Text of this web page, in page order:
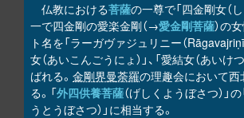
仏教における菩薩の一尊で「四金剛女（
一で四金剛の愛楽金剛（→愛金剛菩薩）の
ト名を「ラーガヴァジュリニー（Rāgavajriṇī
女（あいこんごうにょ）」、「愛結女（あいけ
ばれる。 金剛界曼荼羅の理趣会において西
る。「外四供養菩薩（げしくようぼさつ）」の
うとうぼさつ）」に相当する。